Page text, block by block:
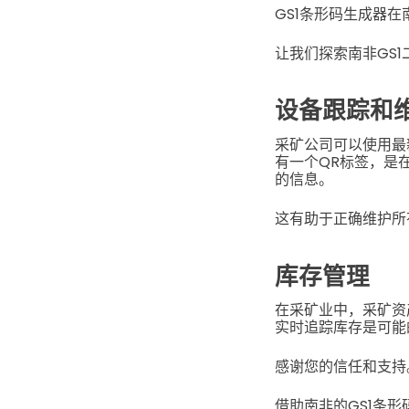
GS1条形码生成器
让我们探索南非
设备跟踪和
采矿公司可以使用
有一个QR标签，是
的信息。
这有助于正确维护
库存管理
在采矿业中，采矿
实时追踪库存是可
感谢您的信任和支